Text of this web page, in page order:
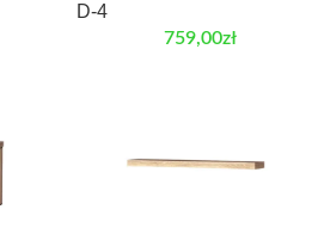
D-4
759,00zł